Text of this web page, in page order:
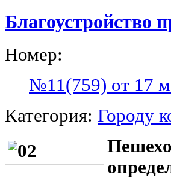
Благоустройство
Номер:
№11(759) от 17
Категория: Городу